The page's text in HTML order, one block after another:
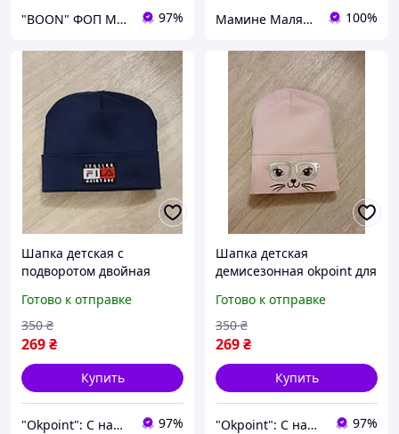
"BOON" ФОП МУХА Є. Л. 97% Мамине Малятко 100%
Шапка детская с
подворотом двойная
point для мальчика
логотип Fila 5-12 лет
синяя (171056FTS)
Готово к отправке
269₴
350 ₴
Купить
"Okpoint": С нами ваша жизнь будет ОК! 97%
Шапка детская
демисезонная okpoint для
трикотаж аппликация
Очки 6-10 лет розовая
(1909R)
Готово к отправке
269₴
350 ₴
Купить
"Okpoint": С нами ваша жизнь будет ОК! 97%